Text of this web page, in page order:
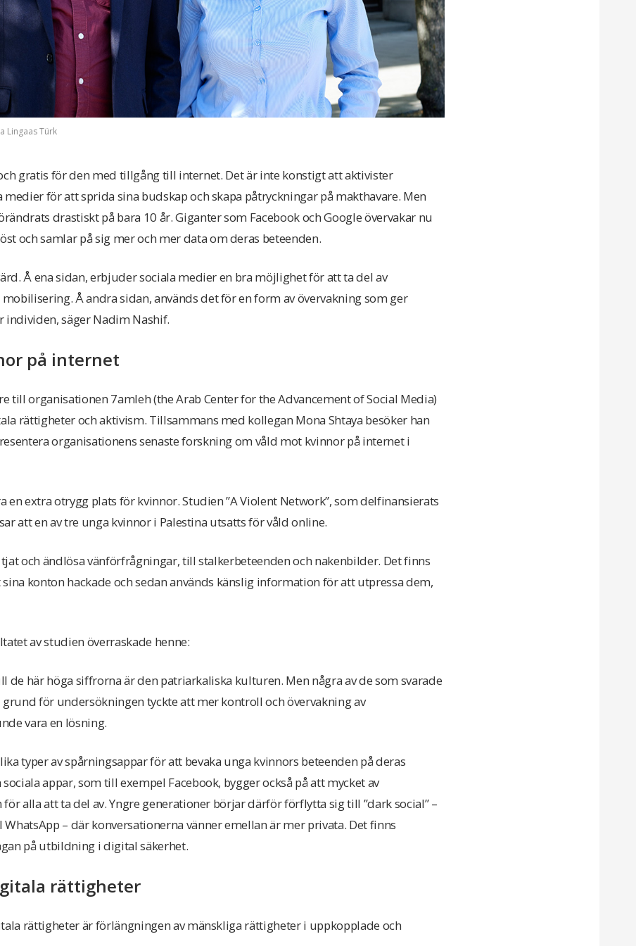
Lingaas Türk
gratis för den med tillgång till internet. Det är inte konstigt att aktivister
medier för att sprida sina budskap och skapa påtryckningar på makthavare. Men
drastiskt på bara 10 år. Giganter som Facebook och Google övervakar nu
och samlar på sig mer och mer data om deras beteenden.
Å ena sidan, erbjuder sociala medier en bra möjlighet för att ta del av
Å andra sidan, används det för en form av övervakning som ger
säger Nadim Nashif.
på internet
till organisationen 7amleh (the Arab Center for the Advancement of Social Media)
rättigheter och aktivism. Tillsammans med kollegan Mona Shtaya besöker han
organisationens senaste forskning om våld mot kvinnor på internet i
en extra otrygg plats för kvinnor. Studien ”A Violent Network”, som delfinansierats
att en av tre unga kvinnor i Palestina utsatts för våld online.
och ändlösa vänförfrågningar, till stalkerbeteenden och nakenbilder. Det finns
konton hackade och sedan används känslig information för att utpressa dem,
av studien överraskade henne:
de här höga siffrorna är den patriarkaliska kulturen. Men några av de som svarade
för undersökningen tyckte att mer kontroll och övervakning av
vara en lösning.
typer av spårningsappar för att bevaka unga kvinnors beteenden på deras
appar, som till exempel Facebook, bygger också på att mycket av
alla att ta del av. Yngre generationer börjar därför förflytta sig till ”dark social” –
– där konversationerna vänner emellan är mer privata. Det finns
på utbildning i digital säkerhet.
rättigheter
rättigheter är förlängningen av mänskliga rättigheter i uppkopplade och